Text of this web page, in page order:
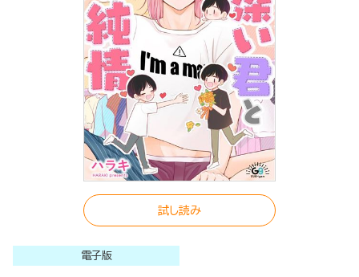
試し読み
電子版